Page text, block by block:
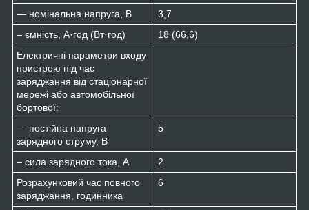
— номінальна напруга, В
3,7
– ємність, А·год (Вт·год)
18 (66,6)
Електричні параметри входу
пристрою під час
заряджання від стаціонарної
мережі або автомобільної
бортової:
— постійна напруга
зарядного струму, В
5
– сила зарядного тока, А
2
Розрахунковий час повного
заряджання, годинника
6